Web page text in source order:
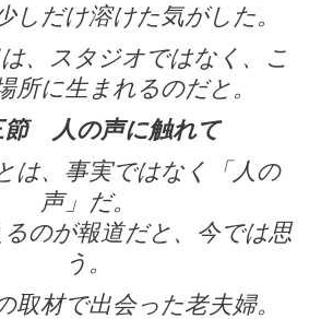
しだけ溶けた気がした。
は、スタジオではなく、こ
所に生まれるのだと。
節 人の声に触れて
は、事実ではなく「人の
声」だ。
るのが報道だと、今では思
う。
取材で出会った老夫婦。